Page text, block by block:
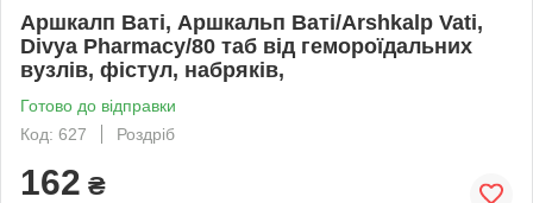
Аршкалп Ваті, Аршкальп Ваті/Arshkalp Vati,
Divya Pharmacy/80 таб від гемороїдальних
вузлів, фістул, набряків,
Готово до відправки
Код: 627
Роздріб
162 ₴